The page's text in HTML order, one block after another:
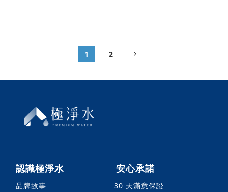
1 2
認識極淨水
品牌故事
安心承諾
30 天滿意保證